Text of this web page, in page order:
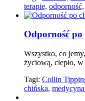
terapie, odporność,
Odporność
Wszystko, co
życiową, ciepło,
Tagi: Collin
chińska,